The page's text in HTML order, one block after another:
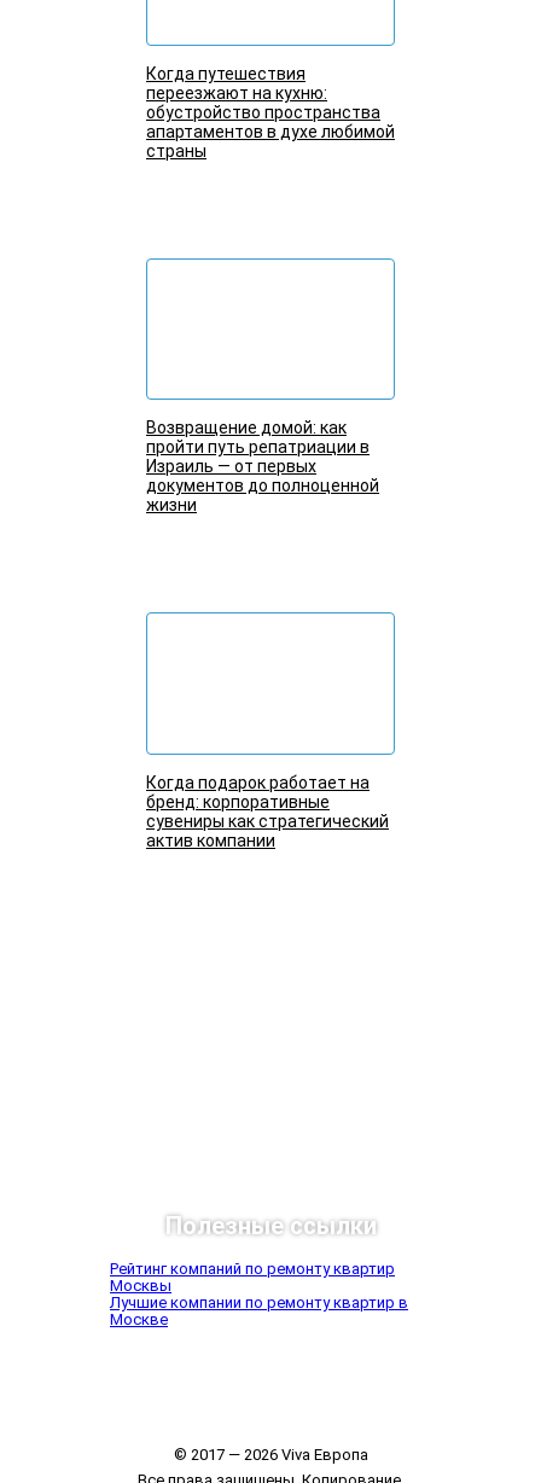
Когда путешествия
переезжают на кухню:
обустройство пространства
апартаментов в духе любимой
страны
Возвращение домой: как
пройти путь репатриации в
Израиль — от первых
документов до полноценной
жизни
Когда подарок работает на
бренд: корпоративные
сувениры как стратегический
актив компании
Полезные ссылки
Рейтинг компаний по ремонту квартир
Москвы
Лучшие компании по ремонту квартир в
Москве
© 2017 — 2026 Viva Европа